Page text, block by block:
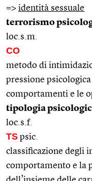
=> identità sessuale
terrorismo
loc.s.m.
CO
metodo di
pressione
comportamenti e le
tipologia
loc.s.f.
TS psic.
classificazione degli
comportamento e la